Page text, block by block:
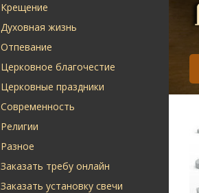
Крещение
Духовная жизнь
Отпевание
Церковное благочестие
Церковные праздники
Современность
Религии
Разное
Заказать требу онлайн
Заказать установку свечи